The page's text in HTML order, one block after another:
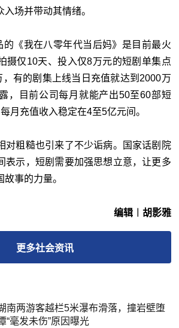
场并带动其情绪。
的《我在八零年代当后妈》是目前最火
摄仅10天、投入仅8万元的短剧单集点
有的剧集上线当日充值就达到2000万
，目前公司每月就能产出50至60部短
月充值收入稳定在4至5亿元间。
对粗糙也引来了不少诟病。国家话剧院
表示，短剧需要加强思想立意，让更多
事的力量。
编辑︱胡影雅
更多社会资讯
南两游客越栏5米瀑布滑落，撞岩壁堕
“毫发未伤”原因曝光